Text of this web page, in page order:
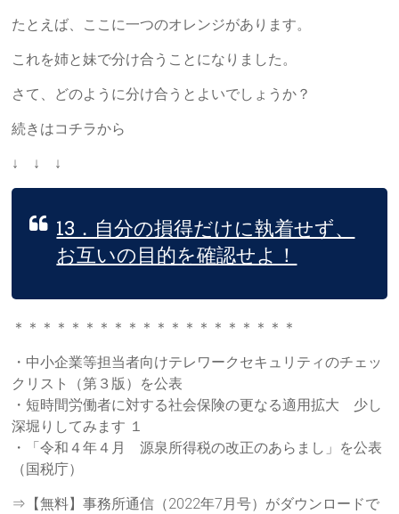
たとえば、ここに一つのオレンジがあります。
これを姉と妹で分け合うことになりました。
さて、どのように分け合うとよいでしょうか？
続きはコチラから
↓ ↓ ↓
13．自分の損得だけに執着せず、
お互いの目的を確認せよ！
＊＊＊＊＊＊＊＊＊＊＊＊＊＊＊＊＊＊＊＊
・中小企業等担当者向けテレワークセキュリティのチェッ
クリスト（第３版）を公表
・短時間労働者に対する社会保険の更なる適用拡大 少し
深堀りしてみます １
・「令和４年４月 源泉所得税の改正のあらまし」を公表
（国税庁）
⇒【無料】事務所通信（2022年7月号）がダウンロードで